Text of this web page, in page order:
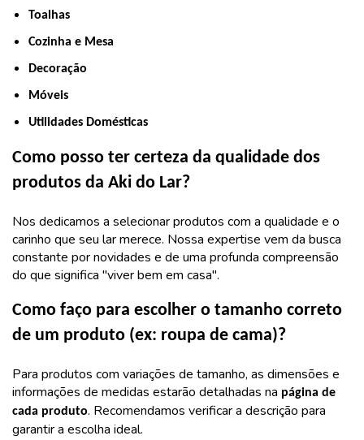
Toalhas
Cozinha e Mesa
Decoração
Móveis
Utilidades Domésticas
Como posso ter certeza da qualidade dos
produtos da Aki do Lar?
Nos dedicamos a selecionar produtos com a qualidade e o
carinho que seu lar merece. Nossa expertise vem da busca
constante por novidades e de uma profunda compreensão
do que significa "viver bem em casa".
Como faço para escolher o tamanho correto
de um produto (ex: roupa de cama)?
Para produtos com variações de tamanho, as dimensões e
informações de medidas estarão detalhadas na página de
cada produto. Recomendamos verificar a descrição para
garantir a escolha ideal.